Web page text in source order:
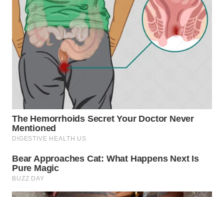
WN
LANGKAT
WN
TAPANULI
SELATAN
WN
TANJUNG
LESUNG
KARO
WN
SIMALUNGUN